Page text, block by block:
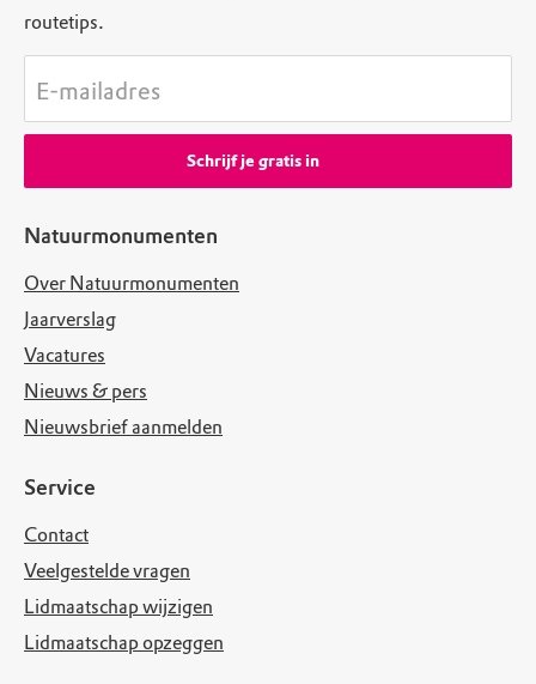
Natuurmonumenten
Over Natuurmonumenten
Jaarverslag
Vacatures
Nieuws & pers
Nieuwsbrief aanmelden
Service
Contact
Veelgestelde vragen
Lidmaatschap wijzigen
Lidmaatschap opzeggen
routetips.
E-mailadres
Schrijf je gratis in